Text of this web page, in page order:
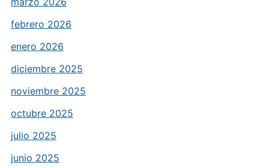
febrero 2026
enero 2026
diciembre 2025
noviembre 2025
octubre 2025
julio 2025
junio 2025